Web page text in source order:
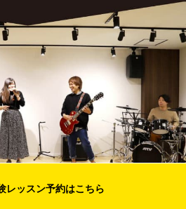
レッスン予約はこちら